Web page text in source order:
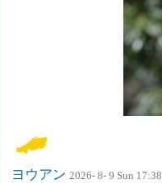
ヨウアン 2026- 8- 9 Sun 17:38